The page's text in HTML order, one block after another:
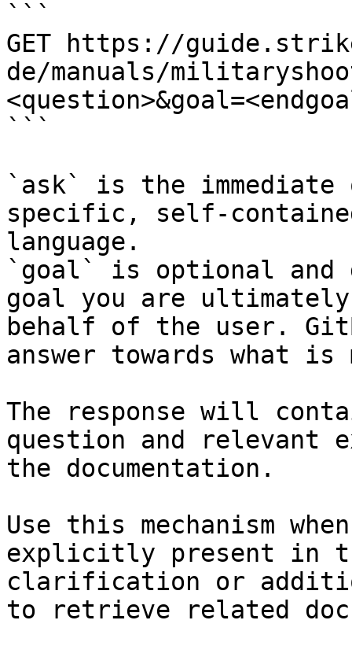
```
GET https://
de/manuals/
```
`ask` is the
specific, self-
language.
`goal` is optional and
goal you are
behalf of the user.
answer towards what
The response will
question and relevant
the documentation.
Use this mechanism
explicitly present in
clarification or